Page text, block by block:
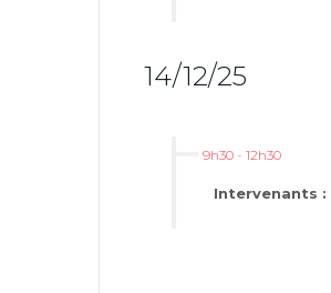
14/12/25
9h30 - 12h30
Intervenants :